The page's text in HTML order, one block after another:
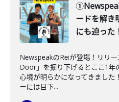
ードを解き
にも迫った
NewspeakのReiが登場！リリ
Door」を掘り下げるとここ1年
心境が明らかになってきました
ーには目下...